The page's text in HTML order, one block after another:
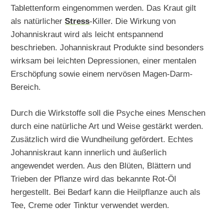
Tablettenform eingenommen werden. Das Kraut gilt
als natürlicherStress-Killer. Die Wirkung von
Johanniskraut wird als leicht entspannend
beschrieben. Johanniskraut Produkte sind besonders
wirksam bei leichten Depressionen, einer mentalen
Erschöpfung sowie einem nervösen Magen-Darm-
Bereich.
Durch die Wirkstoffe soll die Psyche eines Menschen
durch eine natürliche Art und Weise gestärkt werden.
Zusätzlich wird die Wundheilung gefördert. Echtes
Johanniskraut kann innerlich und äußerlich
angewendet werden. Aus den Blüten, Blättern und
Trieben der Pflanze wird das bekannte Rot-Öl
hergestellt. Bei Bedarf kann die Heilpflanze auch als
Tee, Creme oder Tinktur verwendet werden.